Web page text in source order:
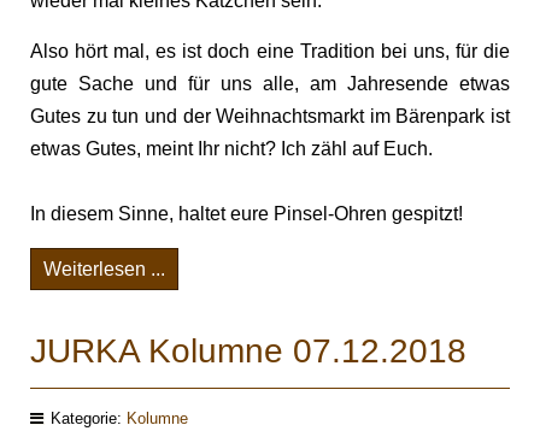
Also hört mal, es ist doch eine Tradition bei uns, für die
gute Sache und für uns alle, am Jahresende etwas
Gutes zu tun und der Weihnachtsmarkt im Bärenpark ist
etwas Gutes, meint Ihr nicht? Ich zähl auf Euch.
In diesem Sinne, haltet eure Pinsel-Ohren gespitzt!
Weiterlesen ...
JURKA Kolumne 07.12.2018
Kategorie: Kolumne